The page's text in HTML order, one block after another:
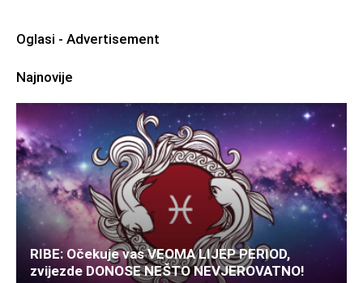
Oglasi - Advertisement
Najnovije
RIBE: Očekuje vas VEOMA LIJEP PERIOD,
zvijezde DONOSE NEŠTO NEVJEROVATNO!